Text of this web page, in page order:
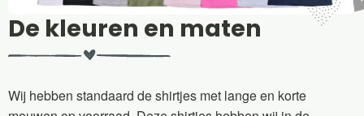
De kleuren en maten
Wij hebben standaard de shirtjes met lange en korte